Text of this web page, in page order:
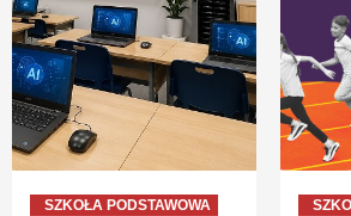
SZKOŁA PODSTAWOWA